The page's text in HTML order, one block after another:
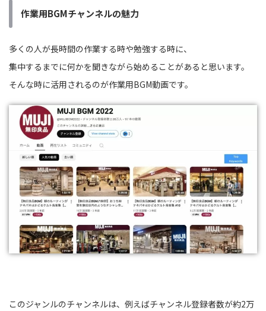
作業用BGMチャンネルの魅力
多くの人が長時間の作業する時や勉強する時に、
集中するまでに何かを聞きながら始めることがあると思います。
そんな時に活用されるのが作業用BGM動画です。
このジャンルのチャンネルは、例えばチャンネル登録者数が約2万